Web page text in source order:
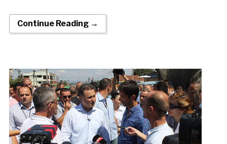
Continue Reading →